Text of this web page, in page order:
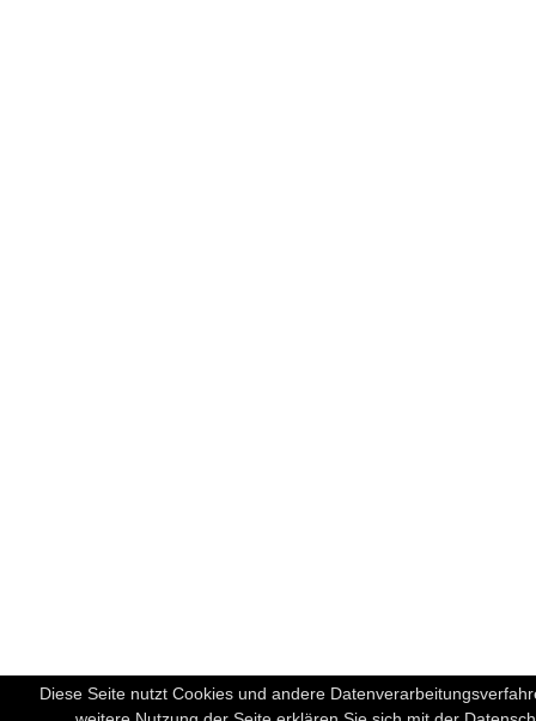
Diese Seite nutzt Cookies und andere